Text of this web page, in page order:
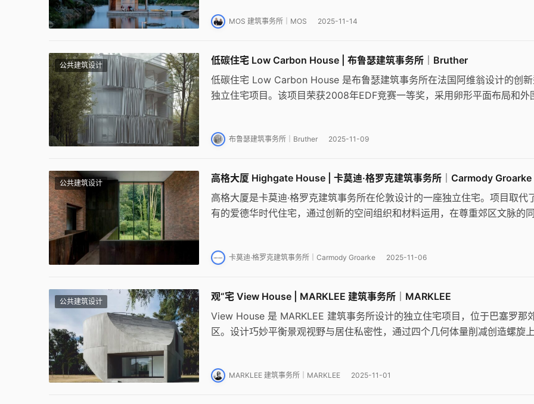
MOS 建筑事务所｜MOS 2025-11-14
公共建筑设计
低碳住宅 Low Carbon House | 布鲁瑟建筑事务所｜Bruther
低碳住宅 Low Carbon House 是布鲁瑟建筑事务所在法国阿维翁设计的创
独立住宅项目。该项目荣获2008年EDF竞赛一等奖，采用卵形平面布局和外
布鲁瑟建筑事务所｜Bruther 2025-11-09
公共建筑设计
高格大厦 Highgate House | 卡莫迪·格罗克建筑事务所｜Carmody Groarke
高格大厦是卡莫迪·格罗克建筑事务所在伦敦设计的一座独立住宅。项目取代
有的爱德华时代住宅，通过创新的空间组织和材料运用，在尊重郊区文脉的
卡莫迪·格罗克建筑事务所｜Carmody Groarke 2025-11-06
公共建筑设计
观“宅 View House | MARKLEE 建筑事务所｜MARKLEE
View House 是 MARKLEE 建筑事务所设计的独立住宅项目，位于巴塞罗那
区。设计巧妙平衡景观视野与居住私密性，通过四个几何体量削减创造螺旋
MARKLEE 建筑事务所｜MARKLEE 2025-11-01